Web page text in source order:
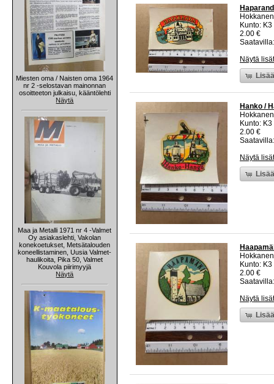
Miesten oma / Naisten oma 1964
nr 2 -selostavan mainonnan
osoitteeton julkaisu, kääntölehti
Näytä
Maa ja Metalli 1971 nr 4 -Valmet
Oy asiakaslehti, Vakolan
konekoetukset, Metsätalouden
koneellistaminen, Uusia Valmet-
haulikoita, Pika 50, Valmet
Kouvola piirimyyjä
Näytä
Kunto:
2.00 €
Näytä
Hanko /
Kunto:
2.00 €
Näytä
Kunto:
2.00 €
Näytä